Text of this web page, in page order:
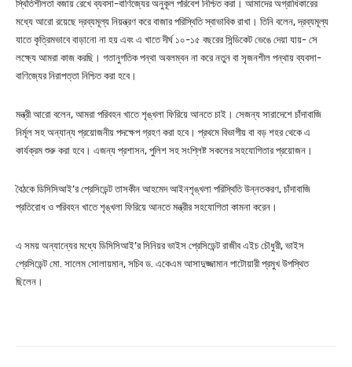
স্থিতিশীলতা বজায় রেখে ব্যবসা-বাণিজ্যের অনুকূল পরিবেশ নিশ্চিত করা। আমাদের অগ্রাধিকারের
মধ্যে আরো রয়েছে দ্রব্যমূল্য নিয়ন্ত্রণ করে বাজার পরিস্থিতি স্বাভাবিক রাখা। তিনি বলেন, দ্রব্যমূল্য
যাতে কৃত্রিমভাবে বাড়ানো না হয় এবং এ খাতে দীর্ঘ ১০-১৫ বছরের সিন্ডিকেট ভেঙে দেয়া যায়- সে
লক্ষ্যে আমরা কাজ করছি। গতানুগতিক পন্থা অবলম্বন না করে নতুন বা সৃজনশীল পন্থায় ব্যবসা-
বাণিজ্যের নিরাপত্তা নিশ্চিত করা হবে।
মন্ত্রী আরো বলেন, আমরা পরিবহন খাতে শৃঙ্খলা ফিরিয়ে আনতে চাই। সেজন্য সারাদেশে চাঁদাবাজি
নির্মূল সহ অন্যান্য প্রয়োজনীয় পদক্ষেপ গ্রহণ করা হবে। প্রথমে বিভাগীয় বা বড় শহর থেকে এ
কার্যক্রম শুরু করা হবে। এজন্য প্রশাসন, পুলিশ সহ সংশ্লিষ্ট সকলের সহযোগিতার প্রয়োজন।
বৈঠকে ডিসিসিআই’র প্রেসিডেন্ট তাসকীন আহমেদ আইনশৃঙ্খলা পরিস্থিতি উন্নতকরণ, চাঁদাবাজি
প্রতিরোধ ও পরিবহন খাতে শৃঙ্খলা ফিরিয়ে আনতে মন্ত্রীর সহযোগিতা কামনা করেন।
এ সময় অন্যান্যের মধ্যে ডিসিসিআই’র সিনিয়র ভাইস প্রেসিডেন্ট রাজীব এইচ চৌধুরী, ভাইস
প্রেসিডেন্ট মো. সালেম সোলায়মান, সচিব ড. একেএম আসাদুজ্জামান পাটোয়ারী প্রমুখ উপস্থিত
ছিলেন।